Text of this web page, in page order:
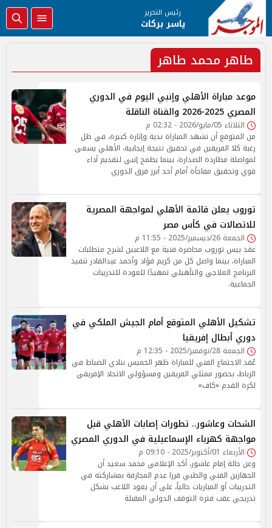
رئيس التحرير
ياسر بركات
طاهر محمد طاهر
موعد مباراة الأهلي وإنبي اليوم في الدوري
المصري 2025-2026 والقناة الناقلة
الثلاثاء 05/مايو/2026 - 02:32 م
من المتوقع أن تشهد المباراة ندية وإثارة كبيرة، في ظل
رغبة كلا الفريقين في تحقيق نتيجة إيجابية، الأهلي يسعى
لمواصلة مطاردة الصدارة، بينما يطمح إنبي لتقديم أداء
قوي وتحقيق مفاجأة أمام أحد أبرز فرق الدوري
توروب يعلن قائمة الأهلي لمواجهة المصرية
للاتصالات في كأس مصر
الجمعة 26/ديسمبر/2025 - 11:55 م
عقد ييس توروب محاضرة فنية مع اللاعبين لشرح متطلبات
المباراة، بينما واصل كل من كريم فؤاد وأحمد عبدالقادر تنفيذ
البرنامج العلاجي والتأهيلي تمهيدًا للعودة للتدريبات
الجماعية.
تشكيل الأهلي المتوقع أمام الجيش الملكي في
دوري أبطال إفريقيا
الجمعة 28/نوفمبر/2025 - 12:35 م
عُقد الاجتماع الفني للمباراة ظهر الخميس بنادي الضباط في
الرباط، بحضور ممثلي الفريقين ومسؤولي الاتحاد الإفريقي
لكرة القدم «كاف»
الشحات وعاشور.. تطورات إصابات الأهلي قبل
مواجهة كهرباء الإسماعيلية في الدوري المصري
الأربعاء 01/أكتوبر/2025 - 09:10 م
وعن حالة إمام عاشور، أكد الإعلامي محمد سعيد أن
الجهازين الفني والطبي قررا عدم المجازفة بمشاركته في
التدريبات أو المباريات حالياً، على أن يعود اللاعب بشكل
تدريجي عقب فترة التوقف الدولي المقبلة